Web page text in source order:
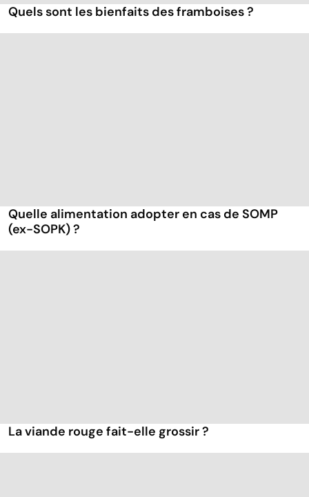
Quels sont les bienfaits des framboises ?
Quelle alimentation adopter en cas de SOMP
(ex-SOPK) ?
La viande rouge fait-elle grossir ?